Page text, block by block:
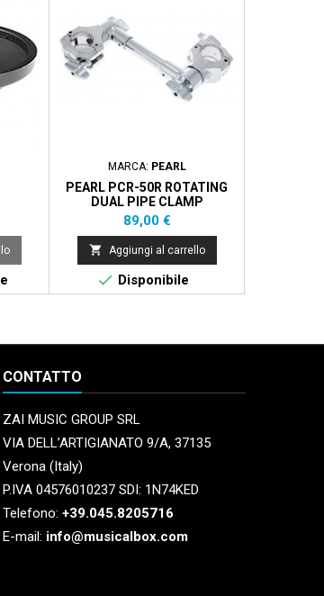
MARCA: PEARL
PEARL PCR-50R ROTATING
DUAL PIPE CLAMP
Prezzo
89,00 €
 Aggiungi al carrello
 Disponibile
CONTATTO
ZAI MUSIC GROUP SRL
VIA DELL’ARTIGIANATO 9/A, 37135
Verona (Italy)
P.IVA 04576010237 SDI: 1N74KED
Telefono: +39.045.8205716
E-mail: info@musicalbox.com